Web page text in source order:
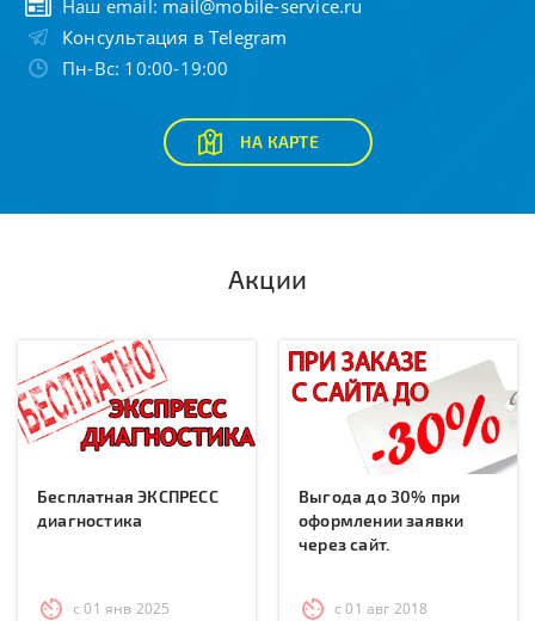
Наш email: mail@mobile-service.ru
Консультация в Telegram
Пн-Вс: 10:00-19:00
НА КАРТЕ
Акции
Бесплатная ЭКСПРЕСС
диагностика
с 01 янв 2025
Выгода до 30% при
оформлении заявки
через сайт.
с 01 авг 2018